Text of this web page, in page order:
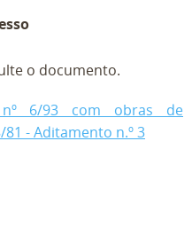
o documento.
6/93 com obras de
- Aditamento n.º 3